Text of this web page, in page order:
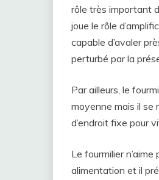
rôle très important
joue le rôle
capable d’avaler
perturbé par la
Par ailleurs, le
moyenne mais il se
d’endroit fixe pour
Le fourmilier
alimentation et il